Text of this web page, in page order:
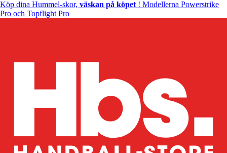
Köp dina Hummel-skor, väskan på köpet ! Modellerna Powerstrike
Pro och Topflight Pro